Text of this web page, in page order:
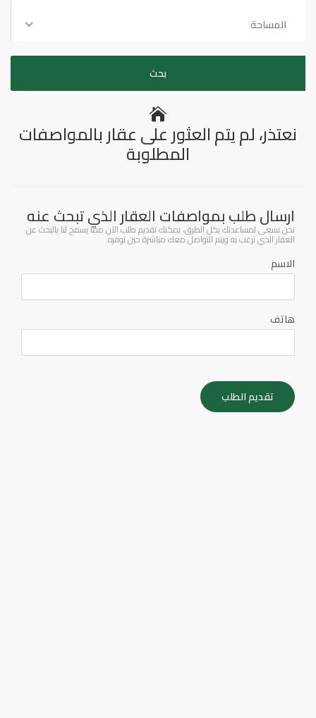
المساحة
نعتذر، لم يتم العثور على عقار بالمواصفات
المطلوبة
ارسال طلب بمواصفات العقار الذي تبحث عنه
نحن نسعى لمساعدتك بكل الطرق، يمكنك تقديم طلب الآن مما يسمح لنا بالبحث عن
العقار الذي ترغب به ويتم التواصل معك مباشرة حين توفره.
الاسم
هاتف
تقديم الطلب